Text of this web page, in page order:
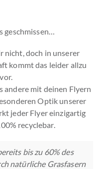
geschmissen…
nicht, doch in unserer
kommt das leider allzu
andere mit deinen Flyern
Optik unserer
jeder Flyer einzigartig
recyclebar.
bis zu 60% des
natürliche Grasfasern